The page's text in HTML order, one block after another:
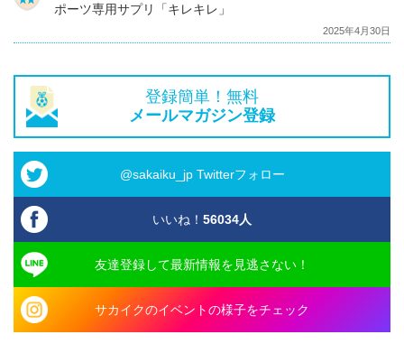
ポーツ専用サプリ「キレキレ」
2025年4月30日
登録簡単！無料
メールマガジン登録
@sakaiku_jp Twitterフォロー
いいね！ 56034人
友達登録して最新情報を見逃さない！
サカイクのイベントの様子をチェック